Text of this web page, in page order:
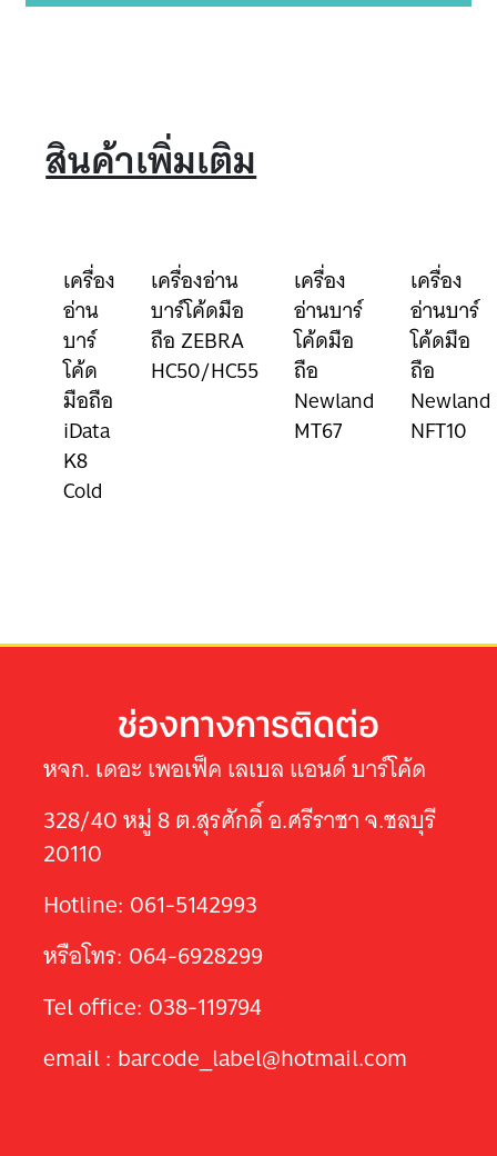
สินค้าเพิ่มเติม
เครื่อง
อ่าน
บาร์
โค้ด
มือถือ
iData
K8
Cold
เครื่องอ่าน
บาร์โค้ดมือ
ถือ ZEBRA
HC50/HC55
เครื่อง
อ่านบาร์
โค้ดมือ
ถือ
Newland
MT67
เครื่อง
อ่านบาร์
โค้ดมือ
ถือ
Newland
NFT10
ช่องทางการติดต่อ
หจก. เดอะ เพอเฟ็ค เลเบล แอนด์ บาร์โค้ด
328/40 หมู่ 8 ต.สุรศักดิ์ อ.ศรีราชา จ.ชลบุรี
20110
Hotline: 061-5142993
หรือโทร: 064-6928299
Tel office: 038-119794
email : barcode_label@hotmail.com